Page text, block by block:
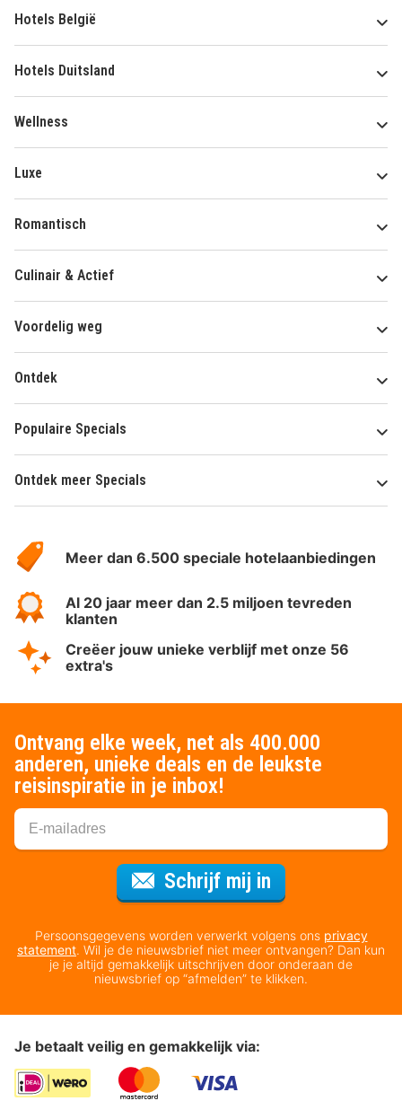
Hotels België
Hotels Duitsland
Wellness
Luxe
Romantisch
Culinair & Actief
Voordelig weg
Ontdek
Populaire Specials
Ontdek meer Specials
HotelSpecials
Meer dan 6.500 speciale hotelaanbiedingen
Al 20 jaar meer dan 2.5 miljoen tevreden
klanten
Creëer jouw unieke verblijf met onze 56
extra's
Ontvang elke week, net als 400.000
anderen, unieke deals en de leukste
reisinspiratie in je inbox!
Schrijf mij in
Persoonsgegevens worden verwerkt volgens ons privacy
statement. Wil je de nieuwsbrief niet meer ontvangen? Dan kun
je je altijd gemakkelijk uitschrijven door onderaan de
nieuwsbrief op “afmelden” te klikken.
Je betaalt veilig en gemakkelijk via: